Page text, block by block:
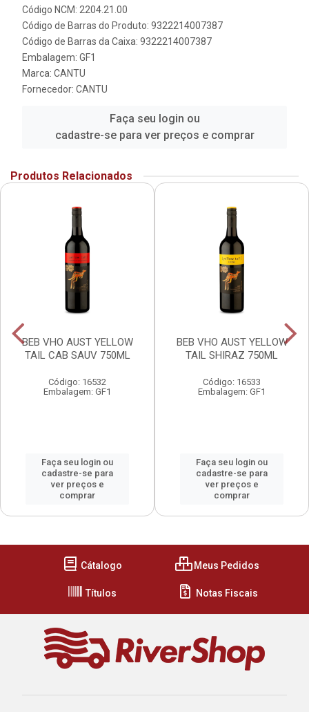
Código NCM: 2204.21.00
Código de Barras do Produto: 9322214007387
Código de Barras da Caixa: 9322214007387
Embalagem: GF1
Marca: CANTU
Fornecedor: CANTU
Faça seu login ou
cadastre-se para ver preços e comprar
Produtos Relacionados
BEB VHO AUST YELLOW
TAIL CAB SAUV 750ML
Código: 16532
Embalagem: GF1
Faça seu login ou
cadastre-se para
ver preços e
comprar
BEB VHO AUST YELLOW
TAIL SHIRAZ 750ML
Código: 16533
Embalagem: GF1
Faça seu login ou
cadastre-se para
ver preços e
comprar
Cátalogo Meus Pedidos
Títulos Notas Fiscais